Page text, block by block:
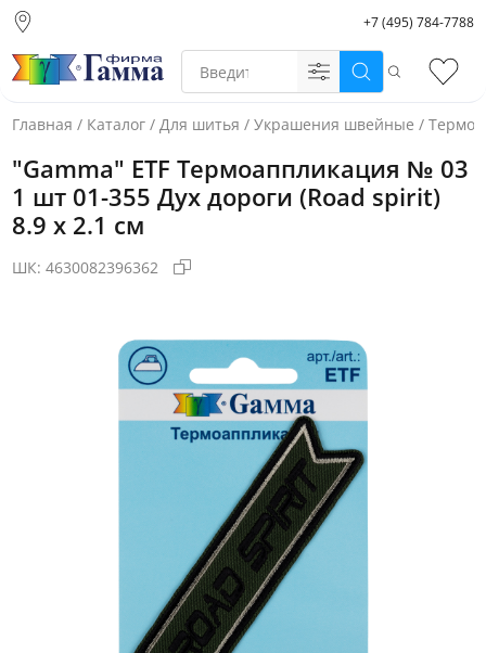
склад)
Санкт-Петербург
Екатеринбург
+7 (495) 784-7788
Поиск
Главная / Каталог / Для шитья / Украшения швейные /
"Gamma" ETF Термоаппликация № 03
1 шт 01-355 Дух дороги (Road spirit)
8.9 х 2.1 см
ШК: 4630082396362